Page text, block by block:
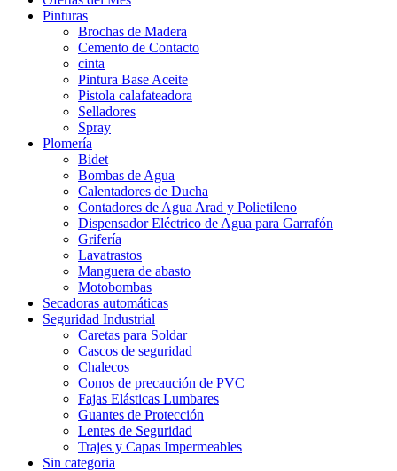
Pinturas
Brochas de Madera
Cemento de Contacto
cinta
Pintura Base Aceite
Pistola calafateadora
Selladores
Spray
Plomería
Bidet
Bombas de Agua
Calentadores de Ducha
Contadores de Agua Arad y Polietileno
Dispensador Eléctrico de Agua para Garrafón
Grifería
Lavatrastos
Manguera de abasto
Motobombas
Secadoras automáticas
Seguridad Industrial
Caretas para Soldar
Cascos de seguridad
Chalecos
Conos de precaución de PVC
Fajas Elásticas Lumbares
Guantes de Protección
Lentes de Seguridad
Trajes y Capas Impermeables
Sin categoria